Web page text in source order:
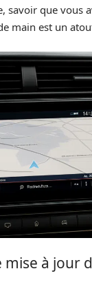
savoir que vous
main est un
mise à jour